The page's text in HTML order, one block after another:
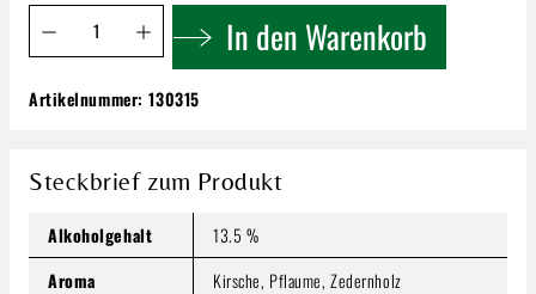
Produkt Anzahl: Gib den gewünschten Wert ein oder
In den Warenkorb
Wachtenburg Winzer | Merlot Trocken
Inhalt:0.75 Liter(9,85 € / 1 Liter)
Produkt Anzahl: Gib den gewünschten Wert ein oder
In den Warenkorb
Artikelnummer:130315
Steckbrief zum Produkt
Alkoholgehalt
13.5 %
Aroma
Kirsche, Pflaume, Zedernholz